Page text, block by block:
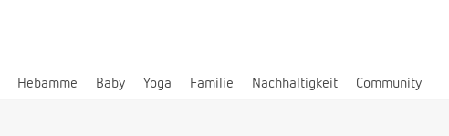
Hebamme Baby Yoga Familie Nachhaltigkeit Community